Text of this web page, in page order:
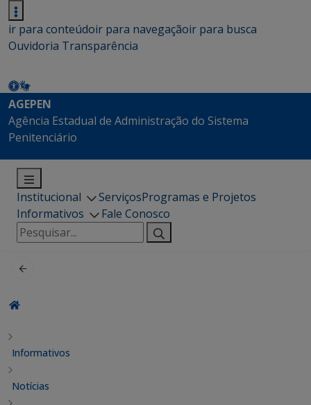
ir para conteúdoir para navegaçãoir para busca
Ouvidoria Transparência
AGEPEN
Agência Estadual de Administração do Sistema
Penitenciário
Institucional ServiçosProgramas e Projetos
Informativos
Fale Conosco
Pesquisar
por:
Informativos
Notícias